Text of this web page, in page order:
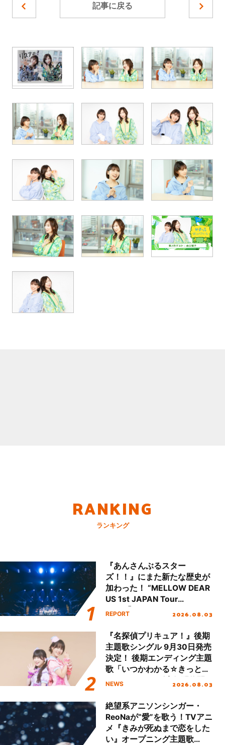
記事に戻る
RANKING
ランキング
『あんさんぶるスター
ズ！！』にまた新たな歴史が
加わった！ “MELLOW DEAR
US 1st JAPAN Tour
Final「NICE to meet YOU
ート!!
REPORT 2026.08.03
『名探偵プリキュア！』後期
主題歌シングル 9月30日発売
決定！ 後期エンディング主題
歌「いつかわかる☆きっとあ
える」TVサイズ先行配信開
NEWS 2026.08.03
絶望系アニソンシンガー・
ReoNaが“愛”を歌う！TVアニ
メ『きみが死ぬまで恋をした
い』オープニング主題歌